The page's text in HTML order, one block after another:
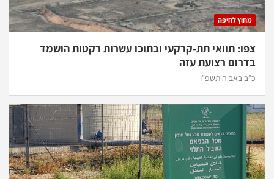
לחיפה
תוואי תת-קרקעי ובתוכו עשרות רקטות הושמד
רצועת עזה
באב ה׳תשפ״ו